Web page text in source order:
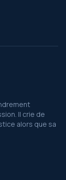
Il crie de
alors que sa